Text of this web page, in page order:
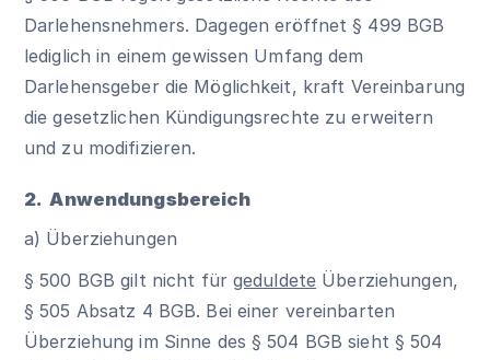
Darlehensnehmers. Dagegen eröffnet§ 499 BGB
lediglich in einem gewissen Umfang dem
Darlehensgeber die Möglichkeit, kraft Vereinbarung
die gesetzlichen Kündigungsrechte zu erweitern
und zu modifizieren.
2. Anwendungsbereich
a) Überziehungen
§ 500 BGB gilt nicht fürgeduldete Überziehungen,
§ 505 Absatz 4 BGB. Bei einer vereinbarten
Überziehung im Sinne des § 504 BGB sieht § 504